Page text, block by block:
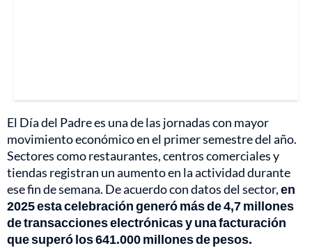
El Día del Padre es una de las jornadas con mayor
movimiento económico en el primer semestre del año.
Sectores como restaurantes, centros comerciales y
tiendas registran un aumento en la actividad durante
ese fin de semana. De acuerdo con datos del sector,en
2025 esta celebración generó más de 4,7 millones
de transacciones electrónicas y una facturación
que superó los 641.000 millones de pesos.